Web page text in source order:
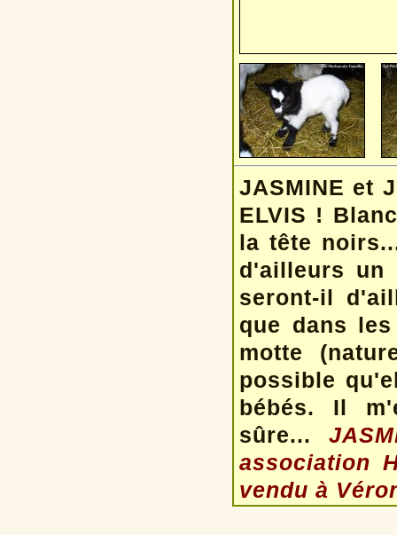
JASMINE et
ELVIS !
la tête
d'ailleurs un
seront-il
que dans
motte
possible
bébés. Il
sûre...
association
vendu à